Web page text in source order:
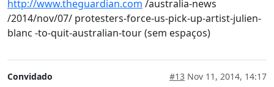
http://www.theguardian.com /australia-news
/2014/nov/07/ protesters-force-us-pick-up-artist-julien-
blanc -to-quit-australian-tour (sem espaços)
Convidado #13 Nov 11, 2014, 14:17